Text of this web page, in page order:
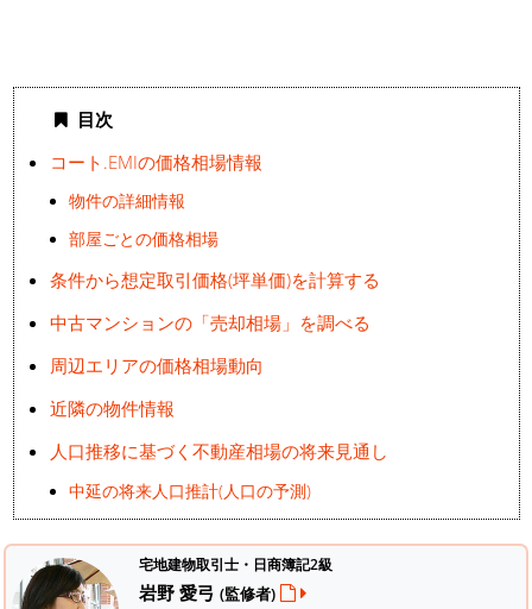
目次
コート.EMIの価格相場情報
物件の詳細情報
部屋ごとの価格相場
条件から想定取引価格(坪単価)を計算する
中古マンションの「売却相場」を調べる
周辺エリアの価格相場動向
近隣の物件情報
人口推移に基づく不動産相場の将来見通し
中延の将来人口推計(人口の予測)
宅地建物取引士・日商簿記2級
岩野 愛弓 (監修者)